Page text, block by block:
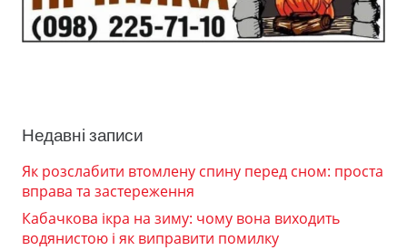
Недавні записи
Як розслабити втомлену спину перед сном: проста
вправа та застереження
Кабачкова ікра на зиму: чому вона виходить
водянистою і як виправити помилку